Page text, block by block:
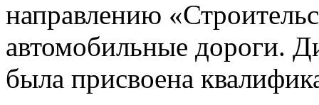
направлению
автомобильные дороги.
была присвоена